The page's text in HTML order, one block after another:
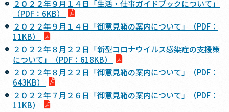
２０２２年９月１４日「生活・仕事ガイドブックについて」
（PDF：6KB）
２０２２年９月１４日「御意見箱の案内について」（PDF：
11KB）
２０２２年８月２２日「新型コロナウイルス感染症の支援策
について」（PDF：618KB）
２０２２年８月２２日「御意見箱の案内について」（PDF：
643KB）
２０２２年７月２６日「御意見箱の案内について」（PDF：
11KB）